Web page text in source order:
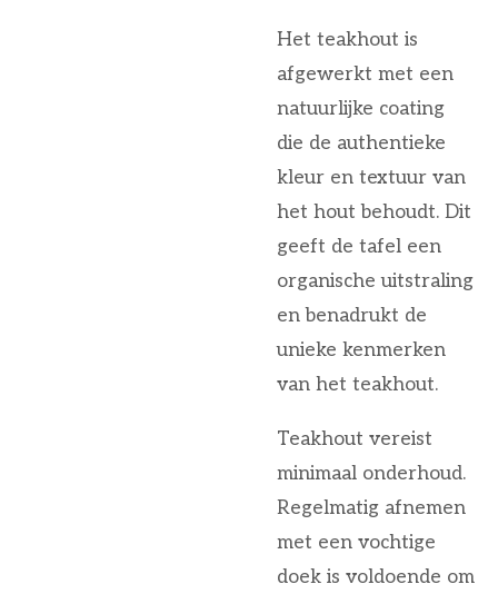
Het teakhout is
afgewerkt met een
natuurlijke coating
die de authentieke
kleur en textuur van
het hout behoudt. Dit
geeft de tafel een
organische uitstraling
en benadrukt de
unieke kenmerken
van het teakhout.
Teakhout vereist
minimaal onderhoud.
Regelmatig afnemen
met een vochtige
doek is voldoende om